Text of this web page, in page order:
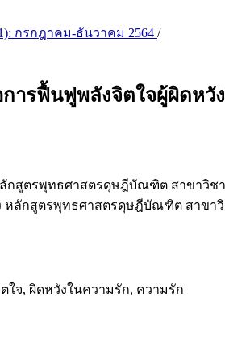
กรกฎาคม-ธันวาคม 2564 /
ารฟื้นฟูพลังจิตใจผู้ผิดหวั
กสูตรพุทธศาสตรดุษฎีบัณฑิต สาขาวิช
หลักสูตรพุทธศาสตรดุษฎีบัณฑิต สาขา
จ, ผิดหวังในความรัก, ความรัก